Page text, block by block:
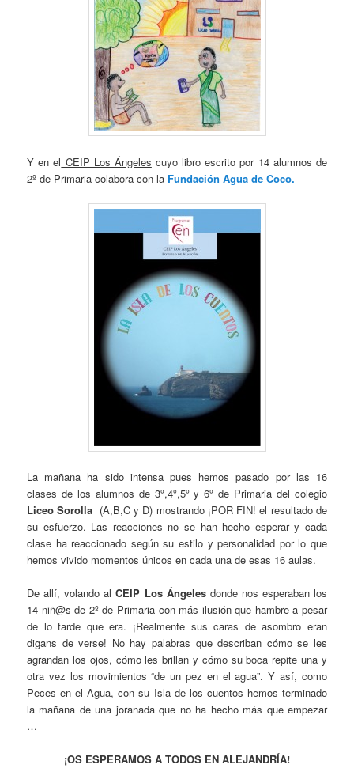
Y en el CEIP Los Ángeles cuyo libro escrito por 14 alumnos de
2º de Primaria colabora con la Fundación Agua de Coco.
La mañana ha sido intensa pues hemos pasado por las 16
clases de los alumnos de 3º,4º,5º y 6º de Primaria del colegio
Liceo Sorolla (A,B,C y D) mostrando ¡POR FIN! el resultado de
su esfuerzo. Las reacciones no se han hecho esperar y cada
clase ha reaccionado según su estilo y personalidad por lo que
hemos vivido momentos únicos en cada una de esas 16 aulas.
De allí, volando alCEIP Los Ángelesdonde nos esperaban los
14 niñ@s de 2º de Primaria con más ilusión que hambre a pesar
de lo tarde que era. ¡Realmente sus caras de asombro eran
digans de verse! No hay palabras que describan cómo se les
agrandan los ojos, cómo les brillan y cómo su boca repite una y
otra vez los movimientos “de un pez en el agua”. Y así, como
Peces en el Agua, con su Isla de los cuentos hemos terminado
la mañana de una joranada que no ha hecho más que empezar
…
¡OS ESPERAMOS A TODOS EN ALEJANDRÍA!